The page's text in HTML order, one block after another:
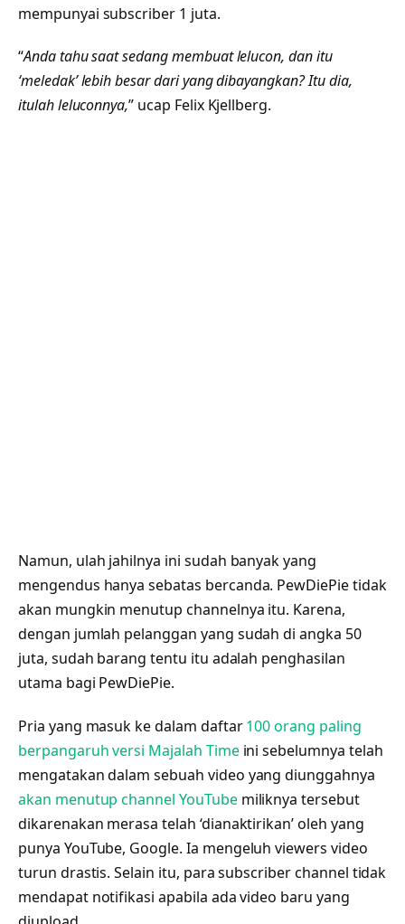
mempunyai subscriber 1 juta.
“Anda tahu saat sedang membuat lelucon, dan itu
‘meledak’ lebih besar dari yang dibayangkan? Itu dia,
itulah leluconnya,” ucap Felix Kjellberg.
Namun, ulah jahilnya ini sudah banyak yang
mengendus hanya sebatas bercanda. PewDiePie tidak
akan mungkin menutup channelnya itu. Karena,
dengan jumlah pelanggan yang sudah di angka 50
juta, sudah barang tentu itu adalah penghasilan
utama bagi PewDiePie.
Pria yang masuk ke dalam daftar100 orang paling
berpangaruh versi Majalah Timeini sebelumnya telah
mengatakan dalam sebuah video yang diunggahnya
akan menutup channel YouTubemiliknya tersebut
dikarenakan merasa telah ‘dianaktirikan’ oleh yang
punya YouTube, Google. Ia mengeluh viewers video
turun drastis. Selain itu, para subscriber channel tidak
mendapat notifikasi apabila ada video baru yang